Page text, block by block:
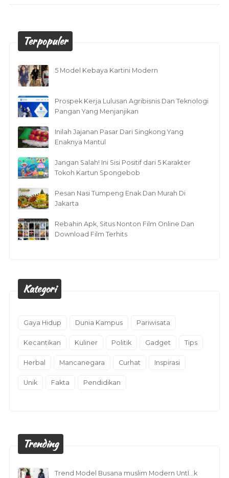
Terpopuler
5 Model Kebaya Kartini Modern
Prospek Kerja Lulusan Agribisnis Dan Teknologi
Pangan Yang Menjanjikan
Inilah Jajanan Pasar Dari Singkong Yang
Enaknya Mantul
Jangan Salah! Ini Sisi Positif dari 5 Karakter
Tokoh Kartun Spongebob
Pesan Nasi Tumpeng Enak Dan Murah Di
Jakarta
Rebahin Apk, Situs Nonton Film Online Dan
Download Film Terhits
Kategori
Gaya Hidup Dunia Kampus Pariwisata
Kecantikan Kuliner Politik Gadget Tips
Herbal Mancanegara Curhat Inspirasi
Unik Fakta Pendidikan
Trending
Trend Model Busana muslim Modern UntÏ…k